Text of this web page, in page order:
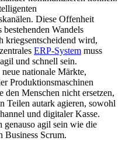
Diese Offenheit
Wandels
wird,
ERP-System muss
und schnell sein.
nationale Märkte,
Produktionsmaschinen
Menschen nicht ersetzen,
Teilen autark agieren, sowohl
und digitaler Kasse.
genauso agil sein wie die
Business Scrum.